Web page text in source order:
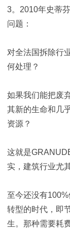
3。2010年史蒂
问题：
对全法国拆除行
何处理？
如果我们能把废
其新的生命和几
资源？
这就是
实，建筑行业尤
至今还没有
转型的时代，即
生。那种需要耗